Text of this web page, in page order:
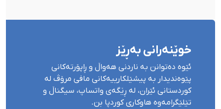
خوێنەرانی بەڕێز
ئێوە دەتوانن بە ناردنی هەواڵ و ڕاپۆرتەکانی
پێوەندیدار بە پیشێلکارییەکانی مافی مرۆڤ لە
کوردستانی ئێران، لە ڕێگەی واتساپ، سیگناڵ و
تێلێگرامەوە هاوکاری کوردپا بن.